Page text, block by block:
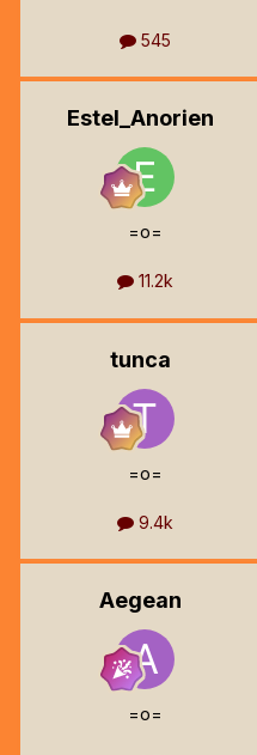
545
Estel_Anorien
=o=
11.2k
tunca
=o=
9.4k
Aegean
=o=